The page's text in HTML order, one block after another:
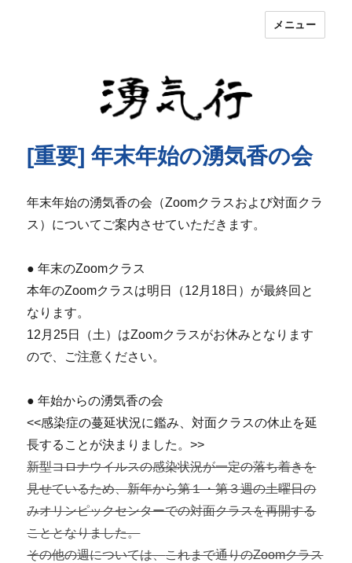
湧気行
メニュー
[重要] 年末年始の湧気香の会
年末年始の湧気香の会（Zoomクラスおよび対面クラ
ス） についてご案内させていただきます。
● 年末のZoomクラス
本年のZoomクラスは明日（12月18日） が最終回と
なります。
12月25日（土）はZoomクラスがお休みとなります
ので、 ご注意ください。
● 年始からの湧気香の会
<<感染症の蔓延状況に鑑み、対面クラスの休止を延
長することが決まりました。>>
新型コロナウイルスの感染状況が一定の落ち着きを
見せているため、新年から第１・第３週の土曜日の
みオリンピックセンターでの対面クラスを再開する
こととなりました。
その他の週については、これまで通りのZoomクラス